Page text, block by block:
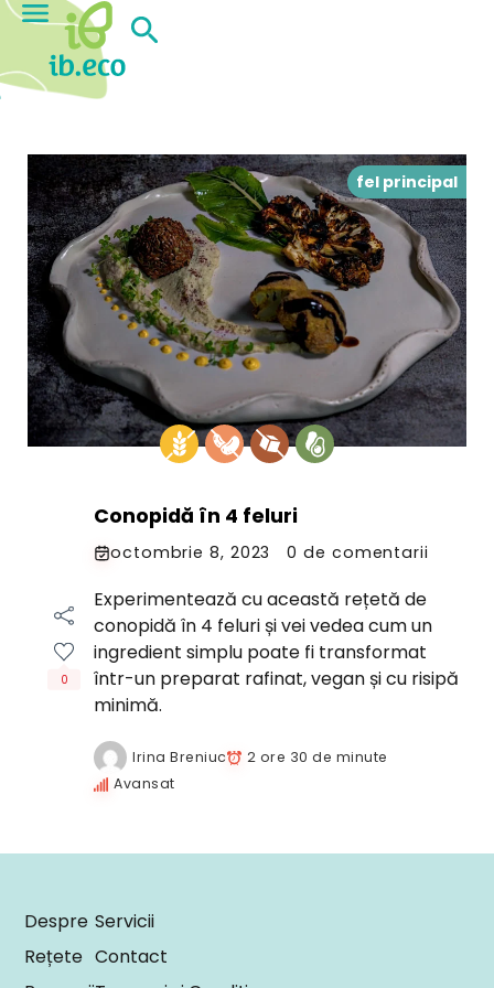
fel principal
Conopidă în 4 feluri
octombrie 8, 2023 0 de comentarii
0
Experimentează cu această rețetă de
conopidă în 4 feluri și vei vedea cum un
ingredient simplu poate fi transformat
într-un preparat rafinat, vegan și cu risipă
minimă.
Irina Breniuc
2 ore 30 de minute
Avansat
Despre
Rețete
Servicii
Contact